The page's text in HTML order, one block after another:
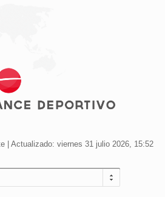
| Actualizado: viernes 31 julio 2026, 15:52